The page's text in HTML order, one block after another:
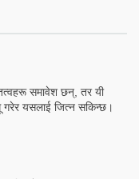
समावेश छन्, तर यी
गरेर यसलाई जित्न सकिन्छ।